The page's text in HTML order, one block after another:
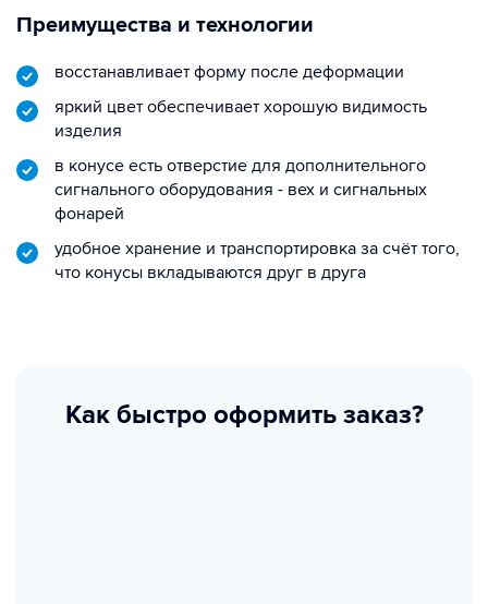
Преимущества и технологии
восстанавливает форму после деформации
яркий цвет обеспечивает хорошую видимость
изделия
в конусе есть отверстие для дополнительного
сигнального оборудования - вех и сигнальных
фонарей
удобное хранение и транспортировка за счёт того,
что конусы вкладываются друг в друга
Как быстро оформить заказ?